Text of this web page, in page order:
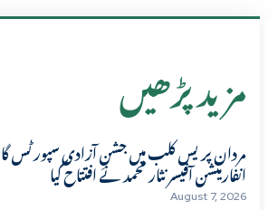
مزید پڑھیں
مردان پریس کلب میں جشنِ آزادی سپورٹس
انفارمیشن آفیسر نثار محمد نے افتتاح کیا
August 7, 2026